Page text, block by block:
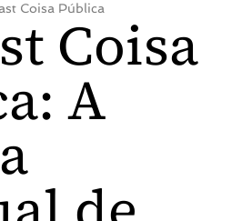
Coisa Pública
Coisa
A